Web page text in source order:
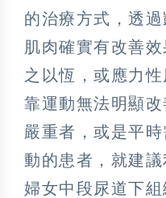
的治療方式，透
肌肉確實有改善
之以恆，或應力
靠運動無法明顯
嚴重者，或是平
動的患者，就建
婦女中段尿道下